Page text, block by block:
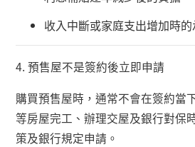
收入中斷或家庭支出增加時
4.預售屋不是簽約後立即申請
購買預售屋時，通常不會在簽約當
等房屋完工、辦理交屋及銀行對保
策及銀行規定申請。